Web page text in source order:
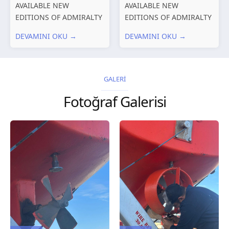
AVAILABLE NEW
EDITIONS OF ADMIRALTY
PUBLICATIONS New
remarks 127 Korea
DEVAMINI OKU →
AVAILABLE NEW
EDITIONS OF ADMIRALTY
PUBLICATIONS New
2026 Chart
Title, limits and other
remarks 67 Gulf of...
DEVAMINI OKU →
GALERİ
Fotoğraf Galerisi
galeri 3